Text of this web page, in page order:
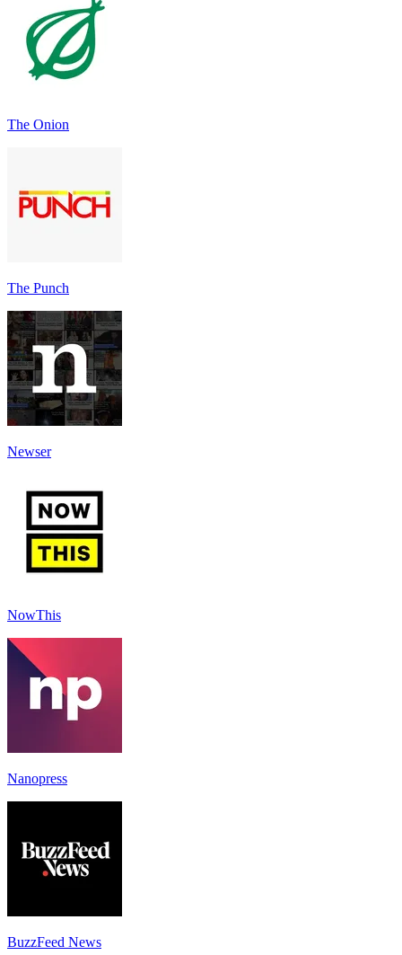
The Onion
The Punch
Newser
NowThis
Nanopress
BuzzFeed News